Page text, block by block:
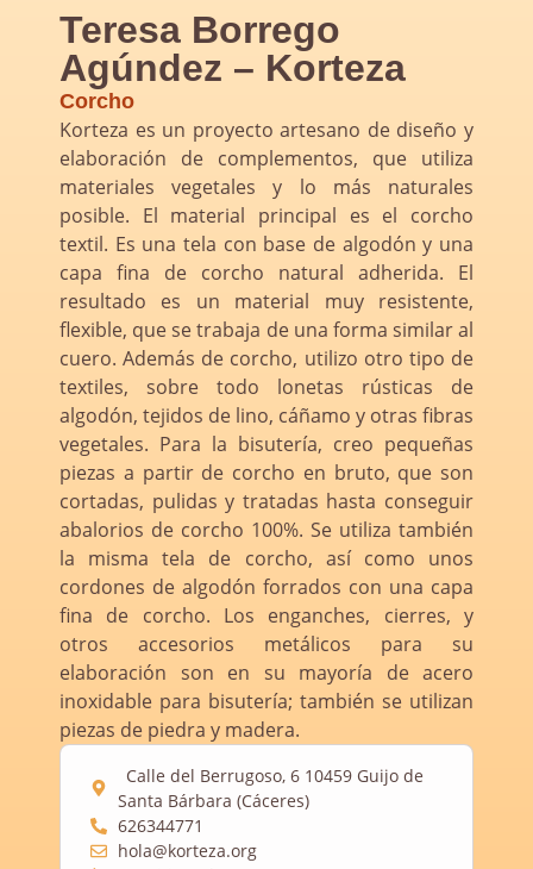
Teresa Borrego
Agúndez – Korteza
Corcho
Korteza es un proyecto artesano de diseño y
elaboración de complementos, que utiliza
materiales vegetales y lo más naturales
posible. El material principal es el corcho
textil. Es una tela con base de algodón y una
capa fina de corcho natural adherida. El
resultado es un material muy resistente,
flexible, que se trabaja de una forma similar al
cuero. Además de corcho, utilizo otro tipo de
textiles, sobre todo lonetas rústicas de
algodón, tejidos de lino, cáñamo y otras fibras
vegetales. Para la bisutería, creo pequeñas
piezas a partir de corcho en bruto, que son
cortadas, pulidas y tratadas hasta conseguir
abalorios de corcho 100%. Se utiliza también
la misma tela de corcho, así como unos
cordones de algodón forrados con una capa
fina de corcho. Los enganches, cierres, y
otros accesorios metálicos para su
elaboración son en su mayoría de acero
inoxidable para bisutería; también se utilizan
piezas de piedra y madera.
Calle del Berrugoso, 6 10459 Guijo de
Santa Bárbara (Cáceres)
626344771
hola@korteza.org